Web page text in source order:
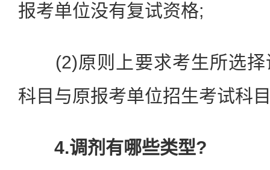
报考单位没有复试资格;
(2)原则上要求考生所选择
科目与原报考单位招生考试科
4.调剂有哪些类型?